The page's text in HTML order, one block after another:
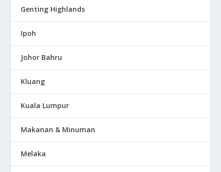
Genting Highlands
Ipoh
Johor Bahru
Kluang
Kuala Lumpur
Makanan & Minuman
Melaka